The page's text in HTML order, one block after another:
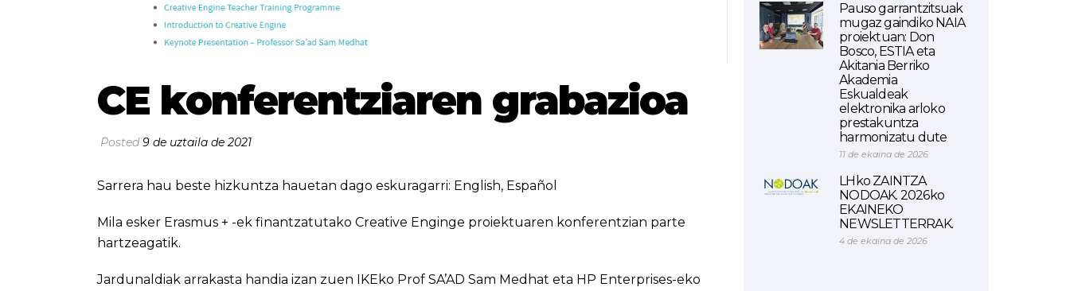
CE konferentziaren grabazioa
Posted9 de uztaila de 2021
Sarrera hau beste hizkuntza hauetan dago eskuragarri: English, Español
Mila esker Erasmus + -ek finantzatutako Creative Enginge proiektuaren konferentzian parte
hartzeagatik.
Jardunaldiak arrakasta handia izan zuen IKEko Prof SA’AD Sam Medhat eta HP Enterprises-eko
Pauso garrantzitsuak
mugaz gaindiko NAIA
proiektuan: Don
Bosco, ESTIA eta
Akitania Berriko
Akademia
Eskualdeak
elektronika arloko
prestakuntza
harmonizatu dute
11 de ekaina de 2026
LHko ZAINTZA
NODOAK. 2026ko
EKAINEKO
NEWSLETTERRAK.
4 de ekaina de 2026